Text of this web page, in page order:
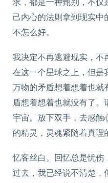
求，都是一种甄别，不仅
己内心的法则拿到现实
不怎么好。
我决定不再逃避现实，不
在这一个星球之上，但是
万物的矛盾想着想着也就
盾想着想着也就没有了。
宇宙。放下双手，去感触
的精灵，灵魂紧随着真理
忆客丝白。回忆总是忧伤
过去，我已经说不清楚，